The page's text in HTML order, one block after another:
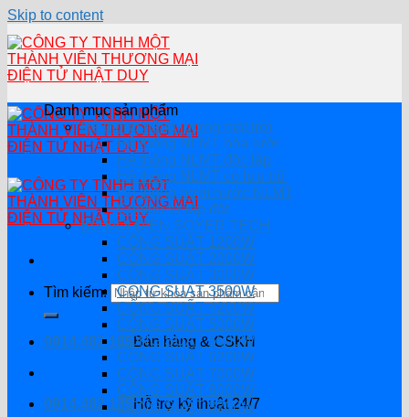
Skip to content
Tìm kiếm:
0914.482.135Bán hàng & CSKH
0914.482.135Hỗ trợ kỹ thuật 24/7
Danh mục sản phẩm
Hệ thống năng lượng mặt trời
Hệ thống NLMT hòa lưới
Hệ thông NLMT độc lập
Hệ thống NLMT có lưu trữ
Hệ thống bơm nước NLMT
Combo tự lắp đặt
BỘ ĐỔI ĐIỆN SOYER TECH
CÔNG SUẤT 1200W
CÔNG SUẤT 2000W
CÔNG SUẤT 3000W
CÔNG SUẤT 3500W
CÔNG SUẤT 4200W
CÔNG SUẤT 5000W
CÔNG SUẤT 5500W
CÔNG SUẤT 6200W
CÔNG SUẤT 7000W
CÔNG SUẤT 8000W
CÔNG SUẤT 8200W